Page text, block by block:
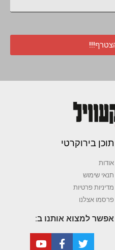
תוכן בירוקרטי
אודות
תנאי שימוש
מדיניות פרטיות
פרסמו אצלנו
אפשר למצוא אותנו ב: